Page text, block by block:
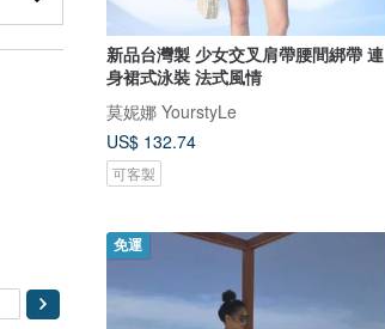
新品台灣製 少女交叉肩帶腰間綁帶 連
身裙式泳裝 法式風情
莫妮娜 YourstyLe
US$ 132.74
可客製
免運